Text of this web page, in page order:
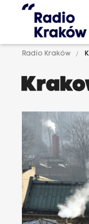
Radio Kraków